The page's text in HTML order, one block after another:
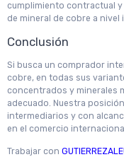
cumplimiento contractual
de mineral de cobre a nivel
Conclusión
Si busca un comprador
cobre, en todas sus
concentrados y minerales
adecuado. Nuestra
intermediarios y con
en el comercio
Trabajar con